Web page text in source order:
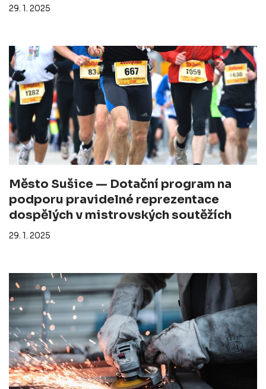
29. 1. 2025
Město Sušice — Dotační program na
podporu pravidelné reprezentace
dospělých v mistrovských soutěžích
29. 1. 2025